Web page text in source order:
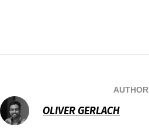
AUTHOR
OLIVER GERLACH